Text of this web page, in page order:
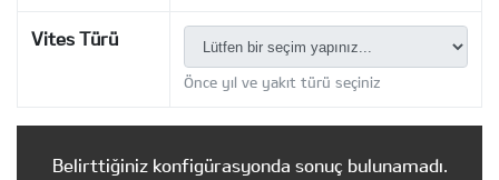
Vites Türü
Önce yıl ve yakıt türü seçiniz
Belirttiğiniz konfigürasyonda sonuç bulunamadı.